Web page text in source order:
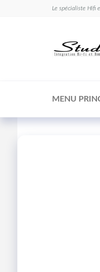
Le spécialiste Hifi
MENU